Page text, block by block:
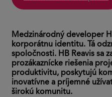
Medzinárodný developer
korporátnu identitu. Tá
spoločnosti. HB Reavis sa
prozákaznícke riešenia
produktivitu, poskytujú
inovatívne a príjemné
širokú komunitu.